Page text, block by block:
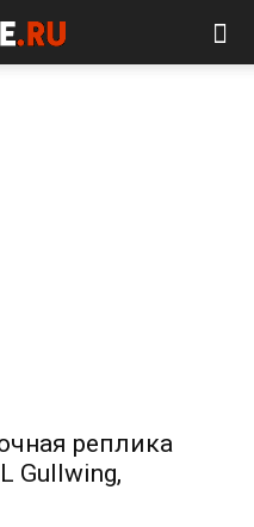
реплика
Gullwing,